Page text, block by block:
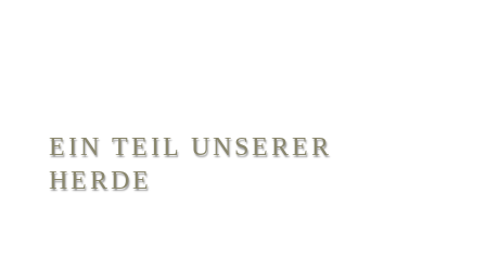
EIN TEIL UNSERER
HERDE